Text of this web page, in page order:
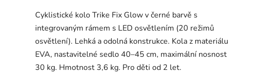
je
0,0
z
5
hvězdiček.
Cyklistické kolo Trike Fix Glow v černé barvě s
integrovaným rámem s LED osvětlením (20 režimů
osvětlení). Lehká a odolná konstrukce. Kola z materiálu
EVA, nastavitelné sedlo 40–45 cm, maximální nosnost
30 kg. Hmotnost 3,6 kg. Pro děti od 2 let.